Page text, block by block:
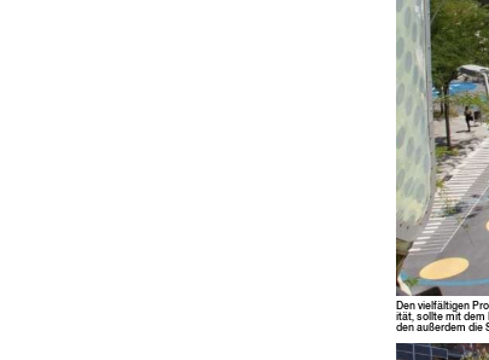
Den vielfälti­gen
ität, sollte mit dem
den außer­dem die